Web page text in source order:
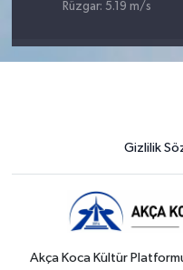
Rüzgar: 5.19 m/s
Gizlilik
Akça Koca Kültür